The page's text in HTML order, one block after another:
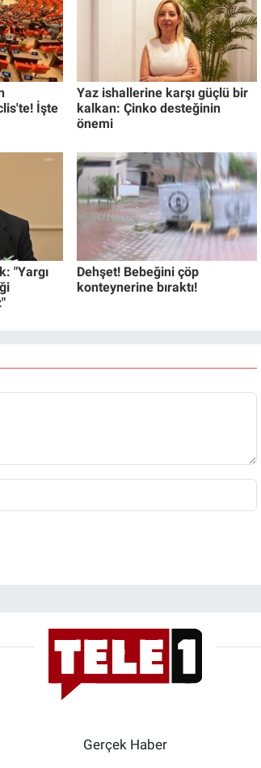
İşte
Yaz ishallerine karşı güçlü bir
kalkan: Çinko desteğinin
önemi
"Yargı
Dehşet! Bebeğini çöp
konteynerine bıraktı!
Gerçek Haber